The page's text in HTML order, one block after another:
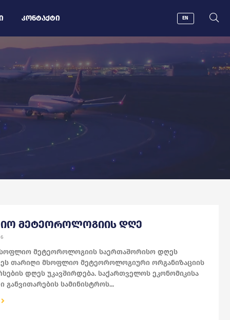
ᲙᲝᲜᲢᲐᲥᲢᲘ EN
ᲛᲔᲢᲔᲝᲠᲝᲚᲝᲒᲘᲘᲡ ᲓᲦᲔ
მეტეოროლოგიის საერთაშორისო დღეს
ეს თარიღი მსოფლიო მეტეოროლოგიური ორგანიზაციის
დღეს უკავშირდება. საქართველოს ეკონომიკისა
განვითარების სამინისტროს...